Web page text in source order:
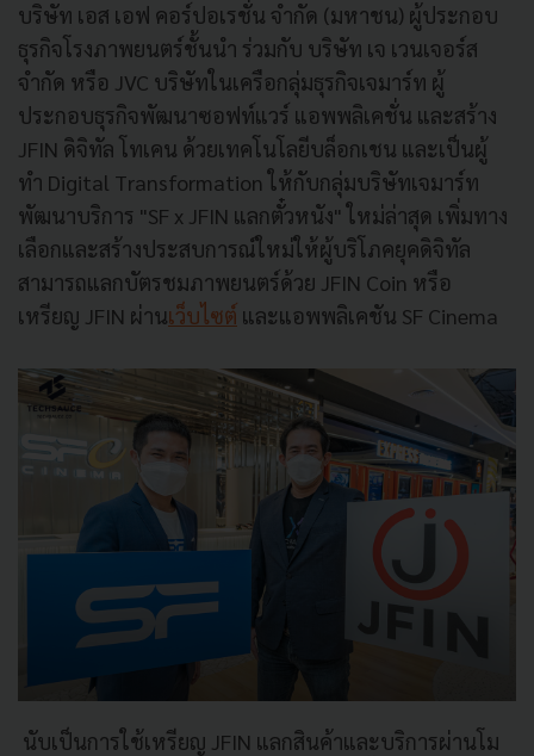
บริษัท เอส เอฟ คอร์ปอเรชั่น จำกัด (มหาชน) ผู้ประกอบ
ธุรกิจโรงภาพยนตร์ชั้นนำ ร่วมกับ บริษัท เจ เวนเจอร์ส
จำกัด หรือ JVC บริษัทในเครือกลุ่มธุรกิจเจมาร์ท ผู้
ประกอบธุรกิจพัฒนาซอฟท์แวร์ แอพพลิเคชั่น และสร้าง
JFIN ดิจิทัล โทเคน ด้วยเทคโนโลยีบล็อกเชน และเป็นผู้
ทำ Digital Transformationให้กับกลุ่มบริษัทเจมาร์ท
พัฒนาบริการ "SF x JFIN แลกตั๋วหนัง" ใหม่ล่าสุด เพิ่มทาง
เลือกและสร้างประสบการณ์ใหม่ให้ผู้บริโภคยุคดิจิทัล
สามารถแลกบัตรชมภาพยนตร์ด้วย JFIN Coin หรือ
เหรียญ JFIN ผ่านเว็บไซต์ และแอพพลิเคชัน SF Cinema
นับเป็นการใช้เหรียญ JFIN แลกสินค้าและบริการผ่านโม